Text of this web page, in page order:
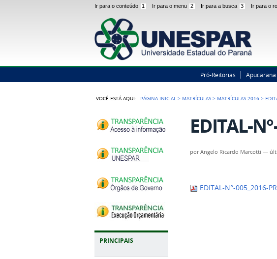
Ir para o conteúdo 1 Ir para o menu 2 Ir para a busca 3 Ir para o
Pró-Reitorias Apucarana
VOCÊ ESTÁ AQUI: PÁGINA INICIAL > MATRÍCULAS > MATRÍCULAS 2016 >
PRINCIPAIS
EDITAL-
porAngelo Ricardo Marcotti —
EDITAL-N°-005_2016-